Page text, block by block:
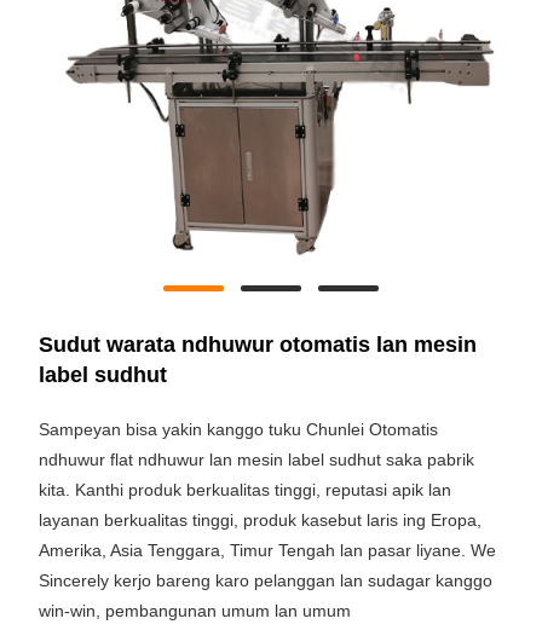
Sudut warata ndhuwur otomatis lan mesin
label sudhut
Sampeyan bisa yakin kanggo tuku Chunlei Otomatis
ndhuwur flat ndhuwur lan mesin label sudhut saka pabrik
kita. Kanthi produk berkualitas tinggi, reputasi apik lan
layanan berkualitas tinggi, produk kasebut laris ing Eropa,
Amerika, Asia Tenggara, Timur Tengah lan pasar liyane. We
Sincerely kerjo bareng karo pelanggan lan sudagar kanggo
win-win, pembangunan umum lan umum